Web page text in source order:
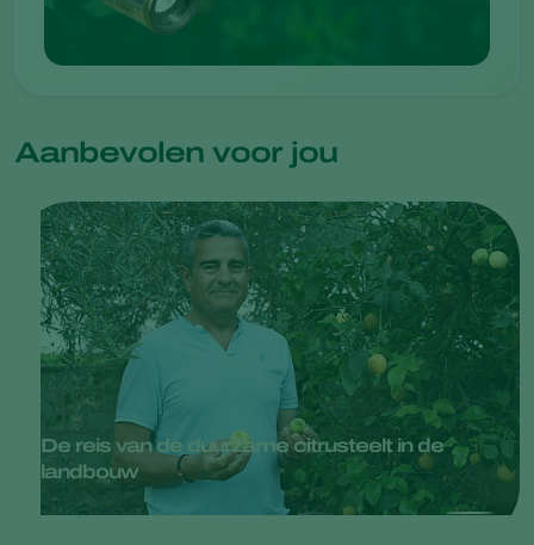
Aanbevolen voor jou
De reis van de duurzame citrusteelt in de
landbouw